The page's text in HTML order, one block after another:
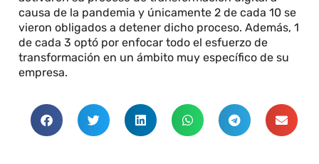
causa de la pandemia y únicamente 2 de cada 10 se
vieron obligados a detener dicho proceso. Además, 1
de cada 3 optó por enfocar todo el esfuerzo de
transformación en un ámbito muy específico de su
empresa.